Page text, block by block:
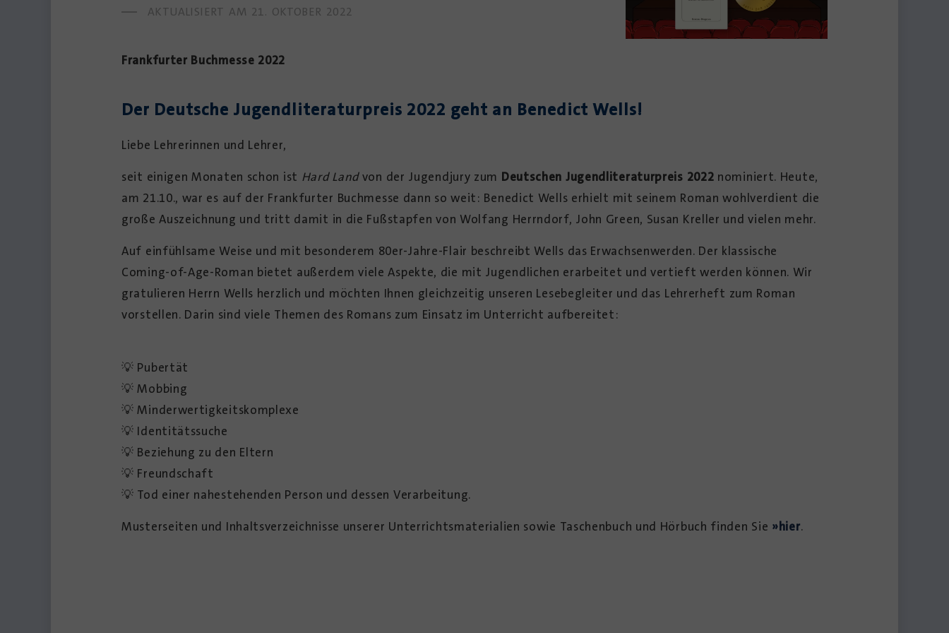
AKTUALISIERT AM 21. OKTOBER 2022
Frankfurter Buchmesse 2022
Der Deutsche Jugendliteraturpreis 2022 geht an Benedict Wells!
Liebe Lehrerinnen und Lehrer,
seit einigen Monaten schon ist Hard Landvon der Jugendjury zum Deutschen Jugendliteraturpreis 2022 nominiert. Heute,
am 21.10., war es auf der Frankfurter Buchmesse dann so weit: Benedict Wells erhielt mit seinem Roman wohlverdient die
große Auszeichnung und tritt damit in die Fußstapfen von Wolfang Herrndorf, John Green, Susan Kreller und vielen mehr.
Auf einfühlsame Weise und mit besonderem 80er-Jahre-Flair beschreibt Wells das Erwachsenwerden. Der klassische
Coming-of-Age-Roman bietet außerdem viele Aspekte, die mit Jugendlichen erarbeitet und vertieft werden können. Wir
gratulieren Herrn Wells herzlich und möchten Ihnen gleichzeitig unseren Lesebegleiter und das Lehrerheft zum Roman
vorstellen. Darin sind viele Themen des Romans zum Einsatz im Unterricht aufbereitet:
💡 Pubertät
💡 Mobbing
💡 Minderwertigkeitskomplexe
💡 Identitätssuche
💡 Beziehung zu den Eltern
💡 Freundschaft
💡 Tod einer nahestehenden Person und dessen Verarbeitung.
Musterseiten und Inhaltsverzeichnisse unserer Unterrichtsmaterialien sowie Taschenbuch und Hörbuch finden Sie »hier.